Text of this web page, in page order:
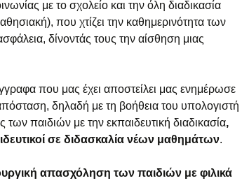
εξ
με το σχολείο και την όλη διαδικασία
που χτίζει την καθημερινότητα των
δίνοντάς τους την αίσθηση μιας
που μας έχει αποστείλει μας ενημέρωσε
δηλαδή με τη βοήθεια του υπολογιστή
παιδιών με την εκπαιδευτική διαδικασία,
σε διδασκαλία νέων μαθημάτων.
απασχόληση των παιδιών με φιλικά